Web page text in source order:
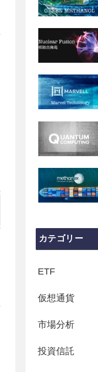
カテゴリー
ETF
仮想通貨
市場分析
投資信託